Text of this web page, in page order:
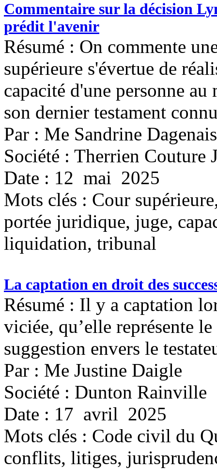
Commentaire sur la décision
prédit l'avenir
Résumé : On commente
supérieure s'évertue de
capacité d'une personne
son dernier testament
Par : Me Sandrine Dagenais
Société : Therrien Couture
Date : 12 mai 2025
Mots clés : Cour
portée juridique, juge,
liquidation, tribunal
La captation en droit des
Résumé : Il y a captation
viciée, qu’elle représente
suggestion envers le
Par : Me Justine Daigle
Société : Dunton Rainville
Date : 17 avril 2025
Mots clés : Code civil du
conflits, litiges,